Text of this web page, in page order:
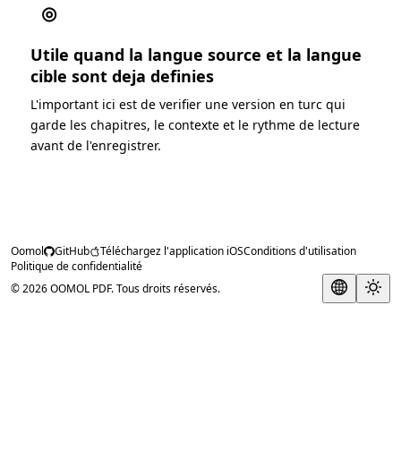
◎
Utile quand la langue source et la langue
cible sont deja definies
L'important ici est de verifier une version en turc qui
garde les chapitres, le contexte et le rythme de lecture
avant de l'enregistrer.
Oomol GitHub Téléchargez l'application iOSConditions d'utilisation
Politique de confidentialité
© 2026 OOMOL PDF. Tous droits réservés.